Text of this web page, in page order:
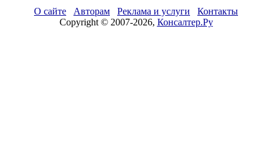
О сайте Авторам Реклама и услуги
Контакты
Copyright © 2007-2026, Консалтер.Ру